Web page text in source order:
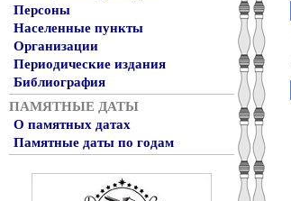
Персоны
Населенные пункты
Организации
Периодические издания
Библиография
ПАМЯТНЫЕ ДАТЫ
О памятных датах
Памятные даты по годам